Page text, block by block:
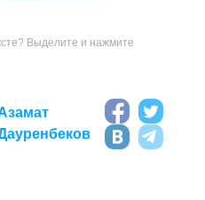
Выделите и нажмите